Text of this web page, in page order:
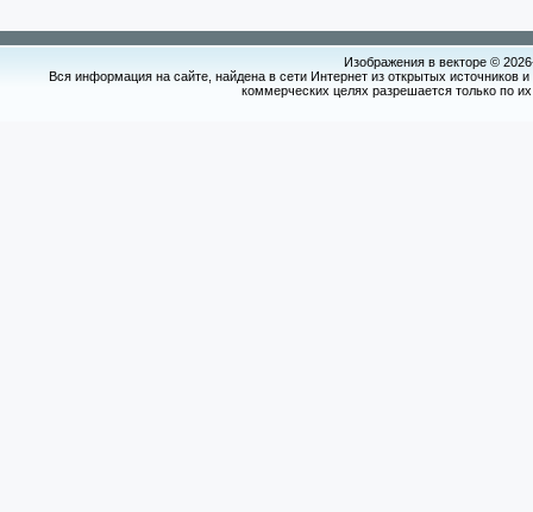
Изображения в векторе ©
Вся информация на сайте, найдена в сети Интернет из открытых источников
коммерческих целях разрешается только